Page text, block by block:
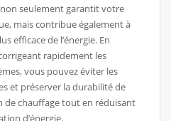
seulement garantit votre
mais contribue également à
efficace de l’énergie. En
rapidement les
vous pouvez éviter les
et préserver la durabilité de
de chauffage tout en réduisant
d’énergie.